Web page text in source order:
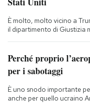
È molto, molto vicino a
il dipartimento di Giustizia
Perché proprio
per i sabotaggi
È uno snodo importante
anche per quello ucraino